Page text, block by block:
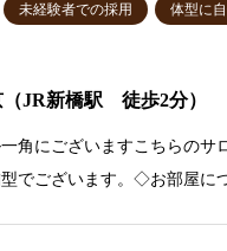
未経験者での採用 体型に
JR新橋駅 徒歩2分）
角にございますこちらのサ
でございます。◇お部屋に